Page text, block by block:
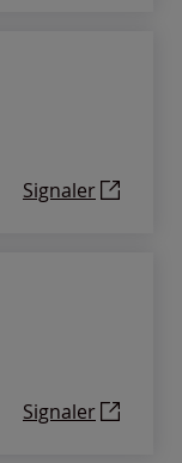
Signaler
Signaler